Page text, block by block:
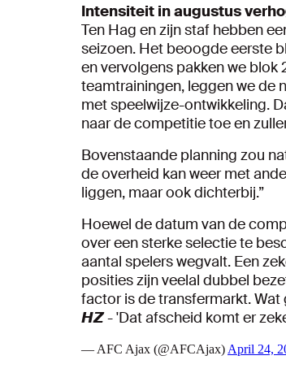
Intensiteit in augustus
Ten Hag en zijn staf hebben
seizoen. Het beoogde eerste
en vervolgens pakken we blok
teamtrainingen, leggen we de
met speelwijze-ontwikkeling.
naar de competitie toe en
Bovenstaande planning zou
de overheid kan weer met
liggen, maar ook dichterbij.”
Hoewel de datum van de
over een sterke selectie te
aantal spelers wegvalt. Een
posities zijn veelal dubbel
factor is de transfermarkt. Wat
𝙃𝙕 - 'Dat afscheid komt er
— AFC Ajax (@AFCAjax) April 24,